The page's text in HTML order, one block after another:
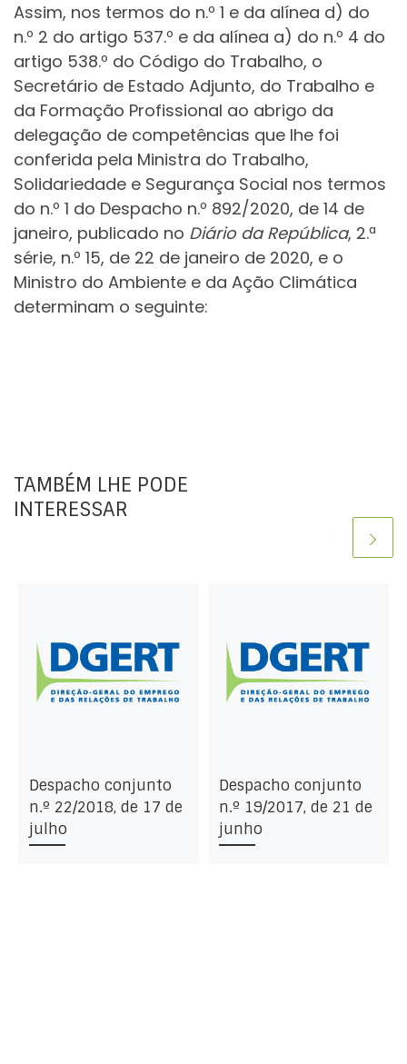
Assim, nos termos do n.º 1 e da alínea d) do
n.º 2 do artigo 537.º e da alínea a) do n.º 4 do
artigo 538.º do Código do Trabalho, o
Secretário de Estado Adjunto, do Trabalho e
da Formação Profissional ao abrigo da
delegação de competências que lhe foi
conferida pela Ministra do Trabalho,
Solidariedade e Segurança Social nos termos
do n.º 1 do Despacho n.º 892/2020, de 14 de
janeiro, publicado no Diário da República, 2.ª
série, n.º 15, de 22 de janeiro de 2020, e o
Ministro do Ambiente e da Ação Climática
determinam o seguinte:
TAMBÉM LHE PODE
INTERESSAR
Despacho conjunto
n.º 22/2018, de 17 de
julho
Despacho conjunto
n.º 19/2017, de 21 de
junho